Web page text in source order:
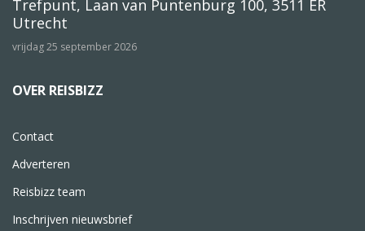
Trefpunt, Laan van Puntenburg 100, 3511 ER
Utrecht
vrijdag 25 september 2026
OVER REISBIZZ
Contact
Adverteren
Reisbizz team
Inschrijven nieuwsbrief